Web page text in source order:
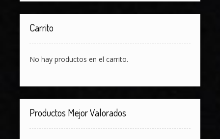
Carrito
No hay productos en el carrito.
Productos Mejor Valorados